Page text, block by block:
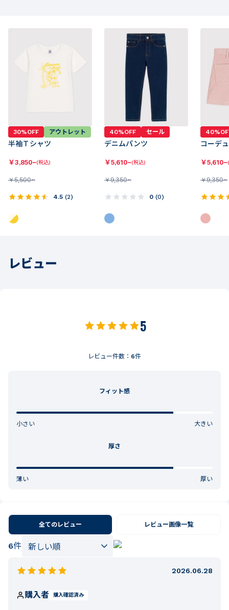
30%OFF アウトレット
半袖Ｔシャツ
￥3,850~(税込)
￥5,500~
4.5 (2)
40%OFF セール
デニムパンツ
￥5,610~(税込)
￥9,350~
0 (0)
コーデ
￥5,610~
￥9,350~
レビュー
5
レビュー件数： 6件
フィット感
小さい 大きい
厚さ
薄い 厚い
全てのレビュー レビュー画像一覧
6件
2026.06.28
購入者 購入確認済み